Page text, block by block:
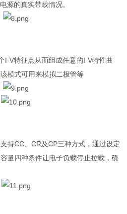
源的真实带载情况。
I-V特征点从而组成任意的I-V特性曲
模式可用来模拟二极管等
持CC、CR及CP三种方式，通过设定
量四种条件让电子负载停止拉载，确